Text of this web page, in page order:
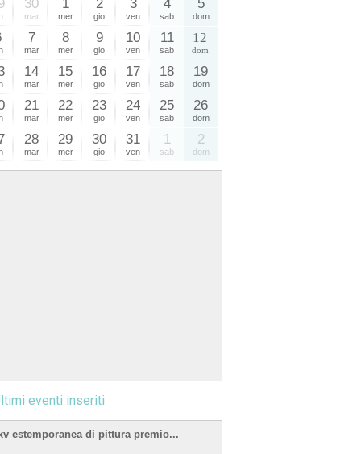
30
mar
1
mer
2
gio
3
ven
4
sab
5
dom
7
mar
8
mer
9
gio
10
ven
11
sab
12
dom
14
mar
15
mer
16
gio
17
ven
18
sab
19
dom
21
mar
22
mer
23
gio
24
ven
25
sab
26
dom
28
mar
29
mer
30
gio
31
ven
1
sab
2
dom
eventi inseriti
estemporanea di pittura premio...